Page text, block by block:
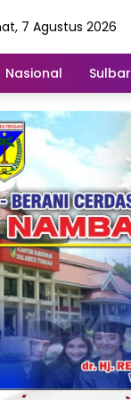
7 Agustus 2026
Nasional Sulbar